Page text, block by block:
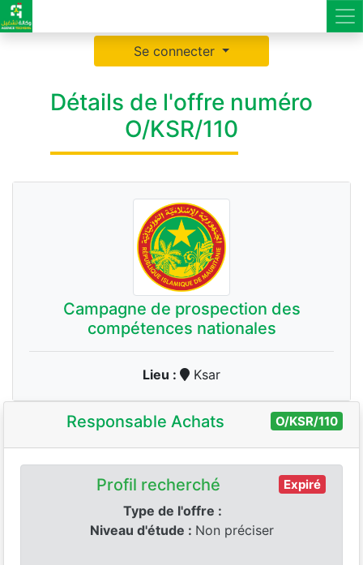
Se connecter
Détails de l'offre numéro
O/KSR/110
Campagne de prospection des
compétences nationales
Lieu : Ksar
Responsable Achats O/KSR/110
Profil recherché Expiré
Type de l'offre :
Niveau d'étude : Non préciser